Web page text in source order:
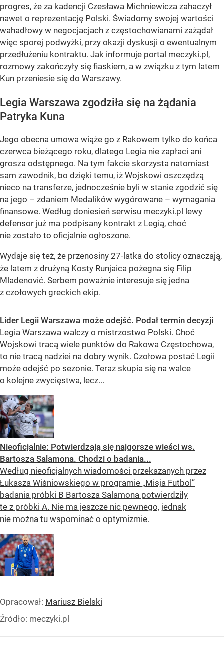
progres, że za kadencji Czesława Michniewicza zahaczył
nawet o reprezentację Polski. Świadomy swojej wartości
wahadłowy w negocjacjach z częstochowianami zażądał
więc sporej podwyżki, przy okazji dyskusji o ewentualnym
przedłużeniu kontraktu. Jak informuje portal meczyki.pl,
rozmowy zakończyły się fiaskiem, a w związku z tym latem
Kun przeniesie się do Warszawy.
Legia Warszawa zgodziła się na żądania
Patryka Kuna
Jego obecna umowa wiąże go z Rakowem tylko do końca
czerwca bieżącego roku, dlatego Legia nie zapłaci ani
grosza odstępnego. Na tym fakcie skorzysta natomiast
sam zawodnik, bo dzięki temu, iż Wojskowi oszczędzą
nieco na transferze, jednocześnie byli w stanie zgodzić się
na jego – zdaniem Medalików wygórowane – wymagania
finansowe. Według doniesień serwisu meczyki.pl lewy
defensor już ma podpisany kontrakt z Legią, choć
nie zostało to oficjalnie ogłoszone.
Wydaje się też, że przenosiny 27-latka do stolicy oznaczają,
że latem z drużyną Kosty Runjaica pożegna się Filip
Mladenović. Serbem poważnie interesuje się jedna
z czołowych greckich ekip.
Lider Legii Warszawa może odejść. Podał termin decyzji
Legia Warszawa walczy o mistrzostwo Polski. Choć
Wojskowi tracą wiele punktów do Rakowa Częstochowa,
to nie tracą nadziei na dobry wynik. Czołowa postać Legii
może odejść po sezonie. Teraz skupia się na walce
o kolejne zwycięstwa, lecz...
Nieoficjalnie: Potwierdzają się najgorsze wieści ws.
Bartosza Salamona. Chodzi o badania...
Według nieoficjalnych wiadomości przekazanych przez
Łukasza Wiśniowskiego w programie „Misja Futbol”
badania próbki B Bartosza Salamona potwierdziły
te z próbki A. Nie ma jeszcze nic pewnego, jednak
nie można tu wspominać o optymizmie.
Opracował: Mariusz Bielski
Źródło: meczyki.pl